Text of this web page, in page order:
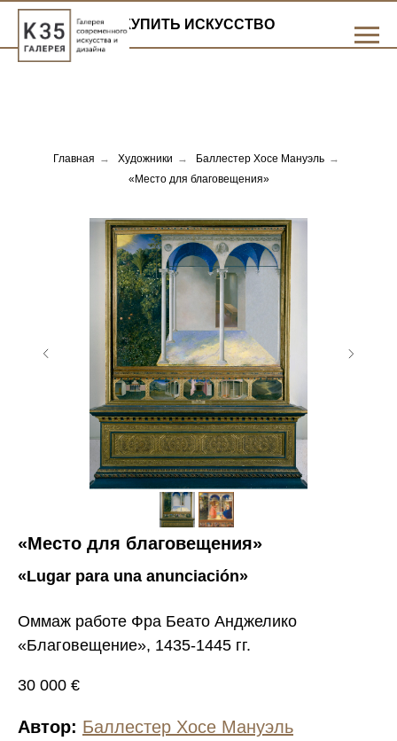
КУПИТЬ ИСКУССТВО
Главная → Художники → Баллестер Хосе Мануэль →
«Место для благовещения»
«Место для благовещения»
«Lugar para una anunciación»
Оммаж работе Фра Беато Анджелико
«Благовещение», 1435-1445 гг.
30 000 €
Автор: Баллестер Хосе Мануэль